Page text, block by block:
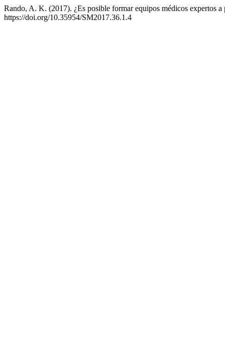
Rando, A. K. (2017). ¿Es posible formar equipos médicos expertos
https://doi.org/10.35954/SM2017.36.1.4